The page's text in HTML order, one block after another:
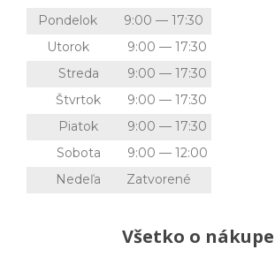
Pondelok
9:00 — 17:30
Utorok
9:00 — 17:30
Streda
9:00 — 17:30
Štvrtok
9:00 — 17:30
Piatok
9:00 — 17:30
Sobota
9:00 — 12:00
Nedeľa
Zatvorené
Všetko o nákupe